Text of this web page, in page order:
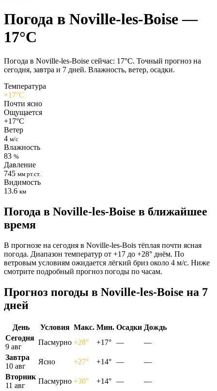
Погода в Noville-les-Boisе —
17°C
Погода в Noville-les-Boisе сейчас: 17°C. Точный прогноз на
сегодня, завтра и 7 дней. Влажность, ветер, осадки.
Температура
+17°C
Почти ясно
Ощущается
+17°C
Ветер
4 м/с
Влажность
83 %
Давление
745 мм рт.ст.
Видимость
13.6 км
Погода в Noville-les-Boisе в ближайшее
время
В прогнозе на сегодня в Noville-les-Bois тёплая почти ясная
погода. Диапазон температур от +17 до +28° днём. По
ветровым условиям ожидается лёгкий бриз около 4 м/с. Ниже
смотрите подробный прогноз погоды по часам.
Прогноз погоды в Noville-les-Boisе на 7
дней
День Условия Макс. Мин. Осадки Дождь
Сегодня
9 авг
Пасмурно +28° +17° —
—
Завтра
10 авг
Ясно +27° +14° —
—
Вторник
11 авг
Пасмурно +30° +14° —
—